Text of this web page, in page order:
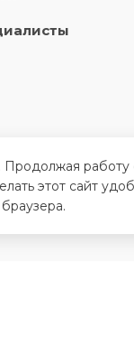
Продолжая
этот сайт